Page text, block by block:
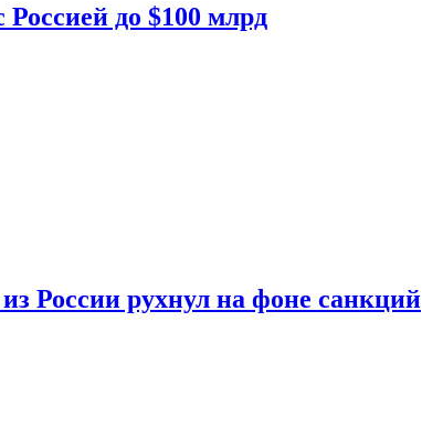
до $100 млрд
России рухнул на фоне санкций